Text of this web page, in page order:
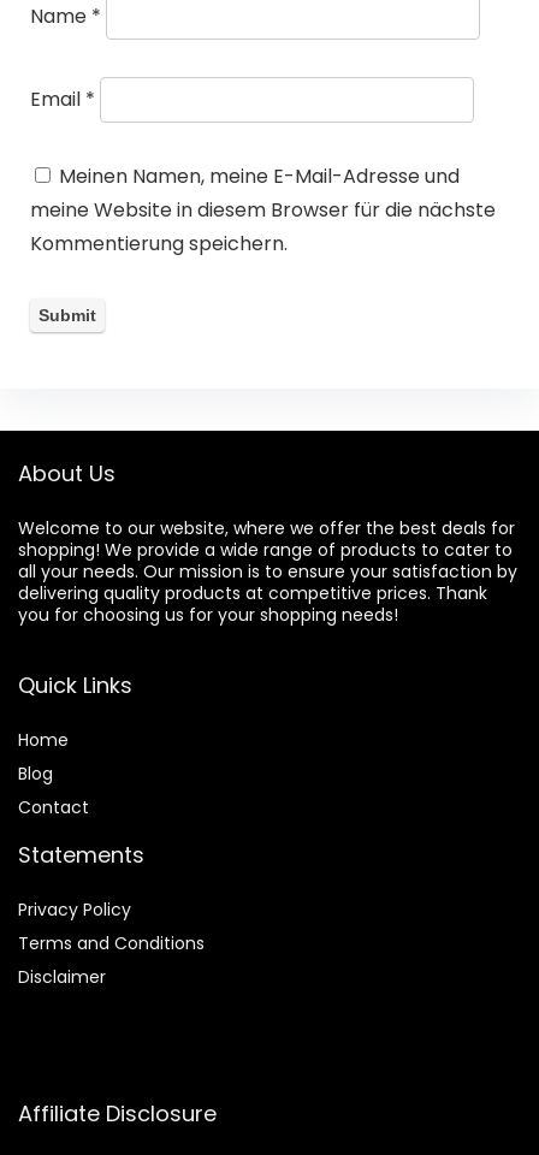
Name *
Email *
Meinen Namen, meine E-Mail-Adresse und
meine Website in diesem Browser für die nächste
Kommentierung speichern.
About Us
Welcome to our website, where we offer the best deals for
shopping! We provide a wide range of products to cater to
all your needs. Our mission is to ensure your satisfaction by
delivering quality products at competitive prices. Thank
you for choosing us for your shopping needs!
Quick Links
Home
Blog
Contact
Statements
Privacy Policy
Terms and Conditions
Disclaimer
Affiliate Disclosure